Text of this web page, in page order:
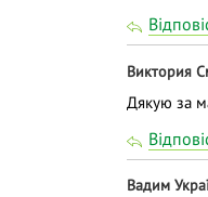
Виктория
Дякую за
Вадим